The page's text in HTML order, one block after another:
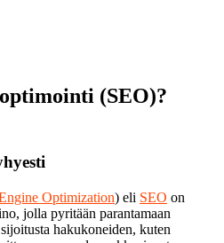
(SEO)?
Optimization) eli SEO on
jolla pyritään parantamaan
hakukoneiden, kuten